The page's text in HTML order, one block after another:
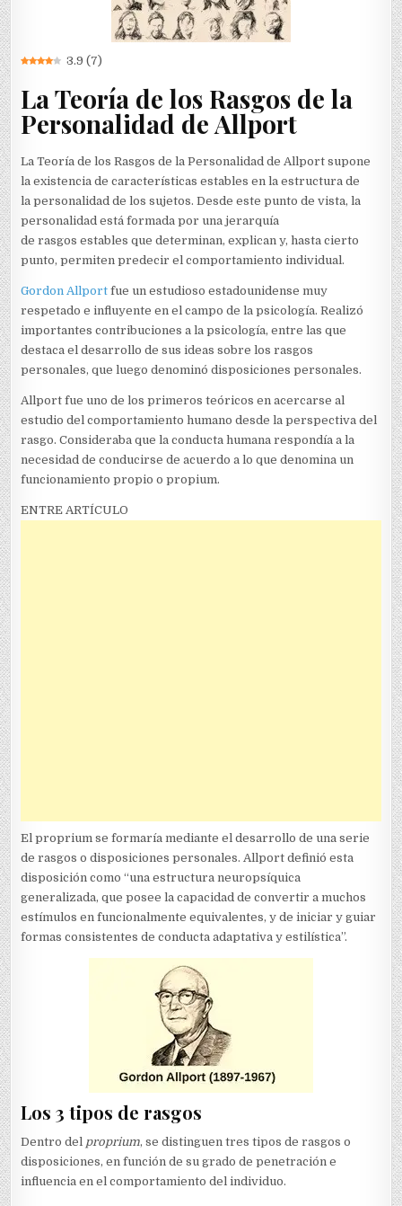
3.9 (7)
La Teoría de los Rasgos de la
Personalidad de Allport
La Teoría de los Rasgos de la Personalidad de Allport supone
la existencia de características estables en la estructura de
la personalidad de los sujetos. Desde este punto de vista, la
personalidad está formada por una jerarquía
de rasgos estables que determinan, explican y, hasta cierto
punto, permiten predecir el comportamiento individual.
Gordon Allport fue un estudioso estadounidense muy
respetado e influyente en el campo de la psicología. Realizó
importantes contribuciones a la psicología, entre las que
destaca el desarrollo de sus ideas sobre los rasgos
personales, que luego denominó disposiciones personales.
Allport fue uno de los primeros teóricos en acercarse al
estudio del comportamiento humano desde la perspectiva del
rasgo. Consideraba que la conducta humana respondía a la
necesidad de conducirse de acuerdo a lo que denomina un
funcionamiento propio o propium.
ENTRE ARTÍCULO
El proprium se formaría mediante el desarrollo de una serie
de rasgos o disposiciones personales. Allport definió esta
disposición como “una estructura neuropsíquica
generalizada, que posee la capacidad de convertir a muchos
estímulos en funcionalmente equivalentes, y de iniciar y guiar
formas consistentes de conducta adaptativa y estilística”.
Los 3 tipos de rasgos​
Dentro del proprium, se distinguen tres tipos de rasgos o
disposiciones, en función de su grado de penetración e
influencia en el comportamiento del individuo.